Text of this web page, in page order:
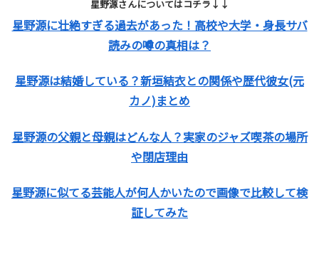
星野源さんについてはコチラ↓↓
星野源に壮絶すぎる過去があった！高校や大学・身長サバ
読みの噂の真相は？
星野源は結婚している？新垣結衣との関係や歴代彼女(元
カノ)まとめ
星野源の父親と母親はどんな人？実家のジャズ喫茶の場所
や閉店理由
星野源に似てる芸能人が何人かいたので画像で比較して検
証してみた